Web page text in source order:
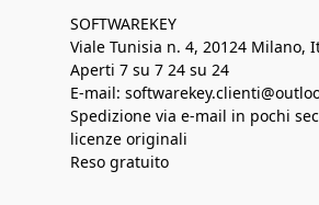
SOFTWAREKEY
Viale Tunisia n. 4, 20124 Milano,
Aperti 7 su 7 24 su 24
E-mail:
Spedizione via e-mail in pochi
licenze originali
Reso gratuito